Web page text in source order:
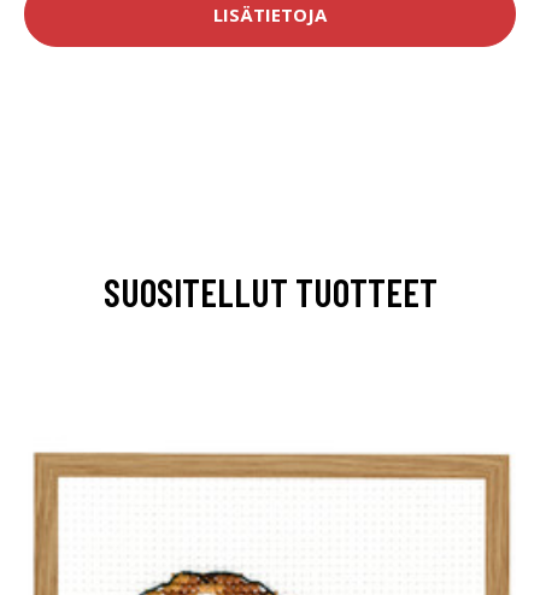
LISÄTIETOJA
SUOSITELLUT TUOTTEET